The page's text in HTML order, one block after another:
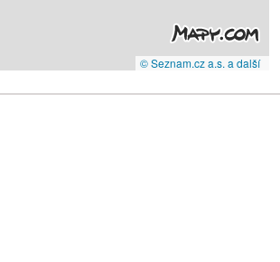
© Seznam.cz a.s. a další